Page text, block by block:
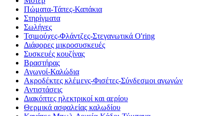
Πώματα-Τάπες-Καπάκια
Στηρίγματα
Σωλήνες
Τσιμούχες-Φλάντζες-Στεγανωτικά O'ring
Διάφορες μικροσυσκευές
Συσκευές κουζίνας
Βραστήρας
Αγωγοί-Καλώδια
Ακροδέκτες κλέμενς-Φισέτες-Σύνδεσμοι αγωγών
Αντιστάσεις
Διακόπτες ηλεκτρικοί και αερίου
Θερμικά ασφαλείας καλωδίου